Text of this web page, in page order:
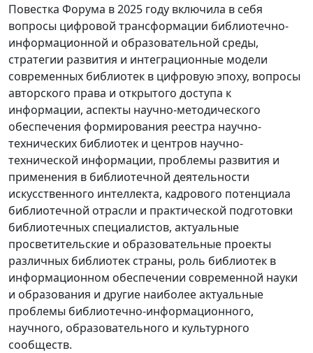
Повестка Форума в 2025 году включила в себя
вопросы цифровой трансформации библиотечно-
информационной и образовательной среды,
стратегии развития и интеграционные модели
современных библиотек в цифровую эпоху, вопросы
авторского права и открытого доступа к
информации, аспекты научно-методического
обеспечения формирования реестра научно-
технических библиотек и центров научно-
технической информации, проблемы развития и
применения в библиотечной деятельности
искусственного интеллекта, кадрового потенциала
библиотечной отрасли и практической подготовки
библиотечных специалистов, актуальные
просветительские и образовательные проекты
различных библиотек страны, роль библиотек в
информационном обеспечении современной науки
и образования и другие наиболее актуальные
проблемы библиотечно-информационного,
научного, образовательного и культурного
сообществ.